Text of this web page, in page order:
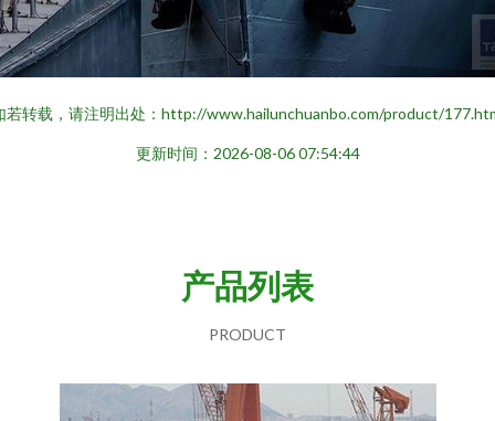
若转载，请注明出处：http://www.hailunchuanbo.com/product/
更新时间：2026-08-06 07:54:44
产品列表
PRODUCT